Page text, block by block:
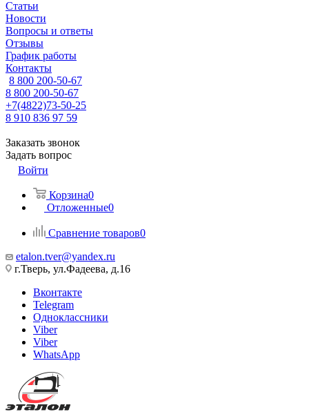
Статьи
Новости
Вопросы и ответы
Отзывы
График работы
Контакты
8 800 200-50-67
8 800 200-50-67
+7(4822)73-50-25
8 910 836 97 59
Заказать звонок
Задать вопрос
Войти
Корзина0
Отложенные0
Сравнение товаров0
etalon.tver@yandex.ru
г.Тверь, ул.Фадеева, д.16
Вконтакте
Telegram
Одноклассники
Viber
Viber
WhatsApp